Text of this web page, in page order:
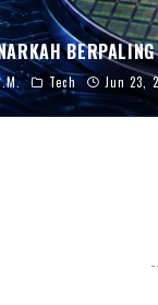
Tech Jun 23,